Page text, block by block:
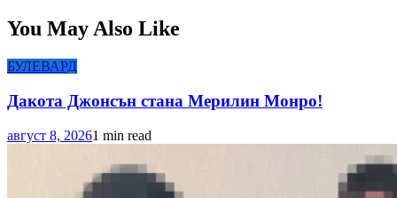
You May Also Like
БУЛЕВАРД
Дакота Джонсън стана Мерилин Монро!
август 8, 20261 min read